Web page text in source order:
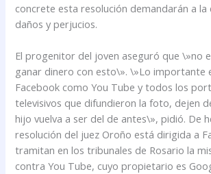
concrete esta resolución demandarán a
daños y perjucios.
El progenitor del joven aseguró que \»no
ganar dinero con esto\». \»Lo importante
Facebook como You Tube y todos los
televisivos que difundieron la foto, dejen
hijo vuelva a ser del de antes\», pidió. De
resolución del juez Oroño está dirigida a
tramitan en los tribunales de Rosario la
contra You Tube, cuyo propietario es